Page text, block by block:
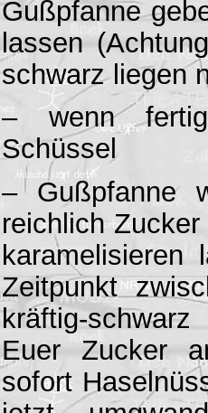
Gußpfanne
lassen
schwarz liegen
– wenn
Schüssel
– Gußpfanne
reichlich
karamelisieren
Zeitpunkt
kräftig-
Euer Zucker
sofort